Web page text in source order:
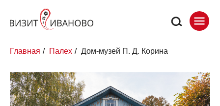
Главная / Палех / Дом-музей П. Д. Корина